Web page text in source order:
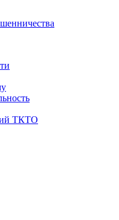
ТКТО